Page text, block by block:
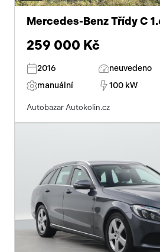
Mercedes-Benz Třídy C
259 000 Kč
2016 neuvedeno
manuální
100 kW
Autobazar Autokolin.cz